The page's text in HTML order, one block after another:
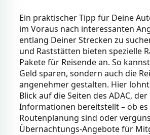
Ein praktischer Tipp für Deine
im Voraus nach interessanten
entlang Deiner Strecken zu
und Raststätten bieten spezielle
Pakete für Reisende an. So
Geld sparen, sondern auch die
angenehmer gestalten. Hier
Blick auf die Seiten des ADAC,
Informationen bereitstellt – ob
Routenplanung sind oder
Übernachtungs-Angebote für